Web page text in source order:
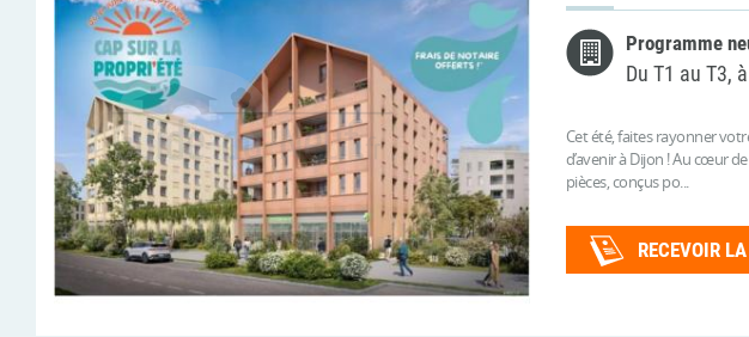
Programme
Du T1 au T3,
Cet été, faites rayonner
d’avenir à Dijon ! Au cœur
pièces, conçus po...
RECEVOIR